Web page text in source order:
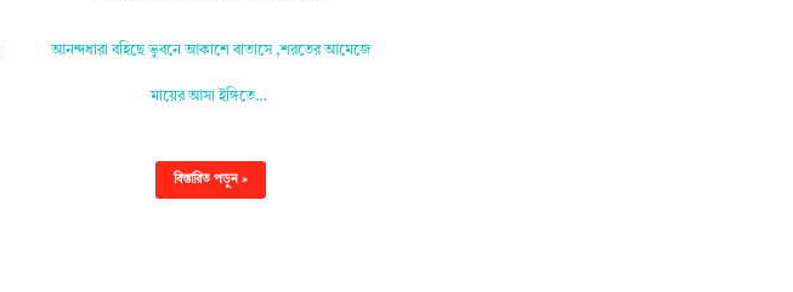
আনন্দধারা বহিছে ভুবনে আকাশে বাতাসে ,শরতের আমেজে
মায়ের আসা ইঙ্গিতে…
বিস্তারিত পড়ুন »